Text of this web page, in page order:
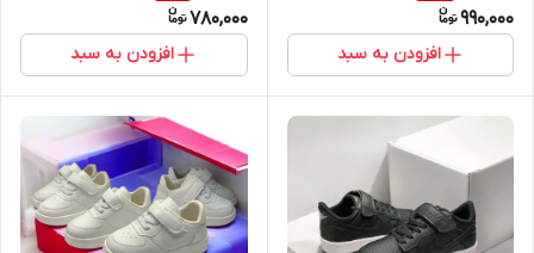
990,000
افزودن به سبد
780,000
افزودن به سبد